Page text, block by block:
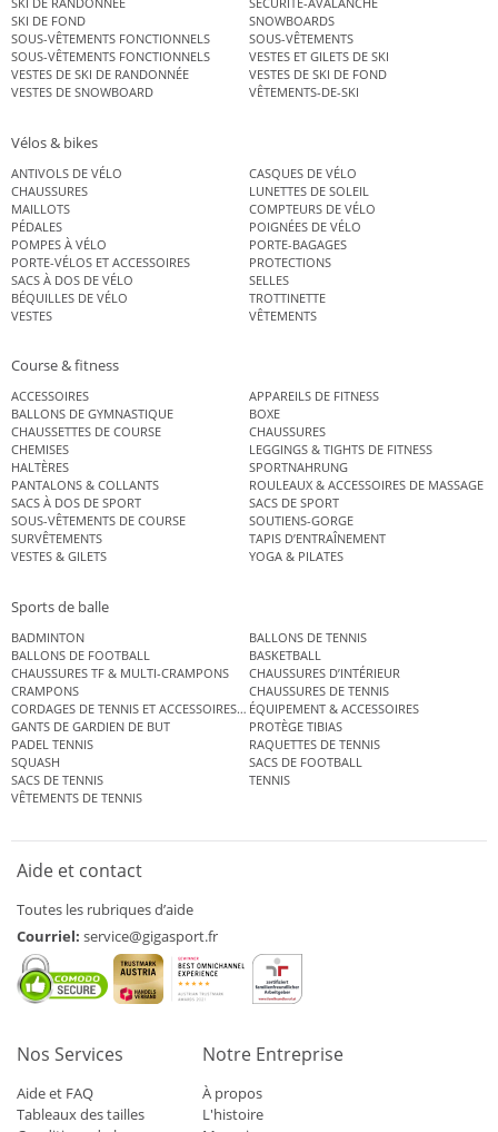
SKI DE FOND
SNOWBOARDS
SOUS-VÊTEMENTS FONCTIONNELS
SOUS-VÊTEMENTS
SOUS-VÊTEMENTS FONCTIONNELS
VESTES ET GILETS DE SKI
VESTES DE SKI DE RANDONNÉE
VESTES DE SKI DE FOND
VESTES DE SNOWBOARD
VÊTEMENTS-DE-SKI
Vélos & bikes
ANTIVOLS DE VÉLO
CASQUES DE VÉLO
CHAUSSURES
LUNETTES DE SOLEIL
MAILLOTS
COMPTEURS DE VÉLO
PÉDALES
POIGNÉES DE VÉLO
POMPES À VÉLO
PORTE-BAGAGES
PORTE-VÉLOS ET ACCESSOIRES
PROTECTIONS
SACS À DOS DE VÉLO
SELLES
BÉQUILLES DE VÉLO
TROTTINETTE
VESTES
VÊTEMENTS
Course & fitness
ACCESSOIRES
APPAREILS DE FITNESS
BALLONS DE GYMNASTIQUE
BOXE
CHAUSSETTES DE COURSE
CHAUSSURES
CHEMISES
LEGGINGS & TIGHTS DE FITNESS
HALTÈRES
SPORTNAHRUNG
PANTALONS & COLLANTS
ROULEAUX & ACCESSOIRES DE MASSAGE
SACS À DOS DE SPORT
SACS DE SPORT
SOUS-VÊTEMENTS DE COURSE
SOUTIENS-GORGE
SURVÊTEMENTS
TAPIS D’ENTRAÎNEMENT
VESTES & GILETS
YOGA & PILATES
Sports de balle
BADMINTON
BALLONS DE TENNIS
BALLONS DE FOOTBALL
BASKETBALL
CHAUSSURES TF & MULTI-CRAMPONS
CHAUSSURES D’INTÉRIEUR
CRAMPONS
CHAUSSURES DE TENNIS
CORDAGES DE TENNIS ET ACCESSOIRES DE TENNISÉQUIPEMENT & ACCESSOIRES
GANTS DE GARDIEN DE BUT
PROTÈGE TIBIAS
PADEL TENNIS
RAQUETTES DE TENNIS
SQUASH
SACS DE FOOTBALL
SACS DE TENNIS
TENNIS
VÊTEMENTS DE TENNIS
Aide et contact
Toutes les rubriques d’aide
Courriel: service@gigasport.fr
Nos Services
Aide et FAQ
Tableaux des tailles
Notre Entreprise
À propos
L'histoire